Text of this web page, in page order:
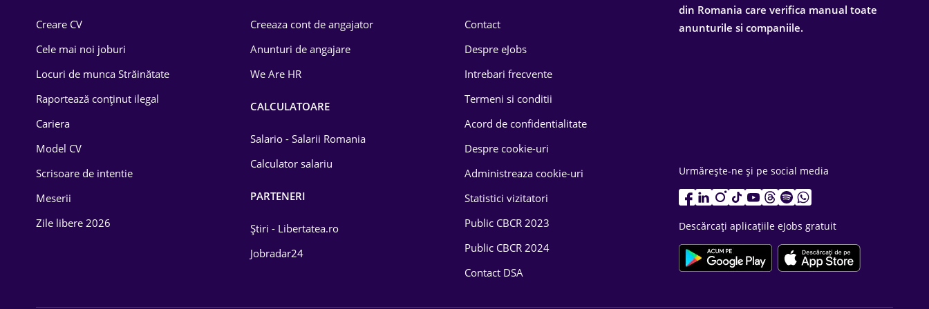
Drept
Educație / Training
Energetică
Farma
Creare CV
Cele mai noi joburi
Locuri de munca Străinătate
Raportează conținut ilegal
Cariera
Model CV
Scrisoare de intentie
Meserii
Zile libere 2026
Creeaza cont de angajator
Anunturi de angajare
We Are HR
CALCULATOARE
Salario - Salarii Romania
Calculator salariu
PARTENERI
Știri - Libertatea.ro
Jobradar24
Contact
Despre eJobs
Intrebari frecvente
Termeni si conditii
Acord de confidentialitate
Despre cookie-uri
Administreaza cookie-uri
Statistici vizitatori
Public CBCR 2023
Public CBCR 2024
Contact DSA
din Romania care verifica manual toate
anunturile si companiile.
Urmărește-ne și pe social media
Descărcați aplicațiile eJobs gratuit